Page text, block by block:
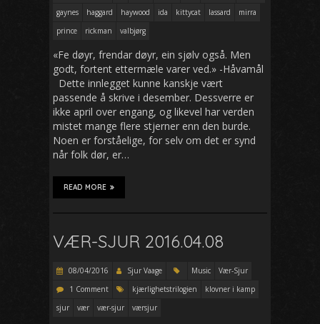
gaynes
haggard haywood ida kittycat lassard
mirra
prince
rickman valbjørg
«Fe døyr, frendar døyr, ein sjølv også. Men
godt, fortent ettermæle varer ved.» -Håvamål
Dette innlegget kunne kanskje vært
passende å skrive i desember. Dessverre er
ikke april over engang, og likevel har verden
mistet mange flere stjerner enn den burde.
Noen er forståelige, for selv om det er synd
når folk dør, er…
READ MORE
VÆR-SJUR 2016.04.08
08/04/2016 Sjur Vaage Music
Vær-Sjur
1 Comment
kjærlighetstrilogien
klovner i kamp
sjur
vær vær-sjur værsjur